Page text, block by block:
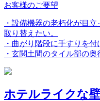
お客様のご要望
・設備機器の老朽化が目
取り替えたい。
・曲がり階段に手すりを付
・玄関土間のタイル部の
ホテルライクな